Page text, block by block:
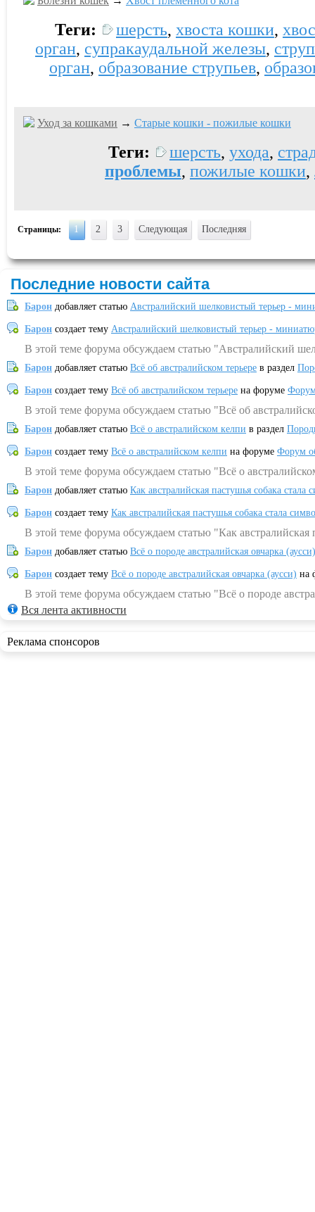
Теги: шерсть, хвоста кошки,
орган, супракаудальной железы,
орган, образование струпьев,
Уход за кошками → Старые кошки - пожилые кошки
Теги: шерсть, ухода,
проблемы, пожилые кошки,
Страницы: 1 2 3 Следующая Последняя
Последние новости сайта
Барон добавляет статью Австралийский шелковистый терьер -
Барон создает тему Австралийский шелковистый терьер -
В этой теме форума обсуждаем статью "Австралийский
Барон добавляет статью Всё об австралийском терьере в раздел
Барон создает тему Всё об австралийском терьере на форуме
В этой теме форума обсуждаем статью "Всё об
Барон добавляет статью Всё о австралийском келпи в раздел
Барон создает тему Всё о австралийском келпи на форуме Форум
В этой теме форума обсуждаем статью "Всё о
Барон добавляет статью Как австралийская пастушья собака
Барон создает тему Как австралийская пастушья собака стала
В этой теме форума обсуждаем статью "Как
Барон добавляет статью Всё о породе австралийская овчарка (аусси)
Барон создает тему Всё о породе австралийская овчарка (аусси) на
В этой теме форума обсуждаем статью "Всё о породе
Вся лента активности
Реклама спонсоров